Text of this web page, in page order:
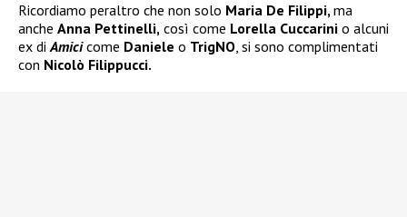
Ricordiamo peraltro che non solo Maria De Filippi,ma
anche Anna Pettinelli, così come Lorella Cuccarini o alcuni
ex diAmicicome Daniele o TrigNO, si sono complimentati
con Nicolò Filippucci.